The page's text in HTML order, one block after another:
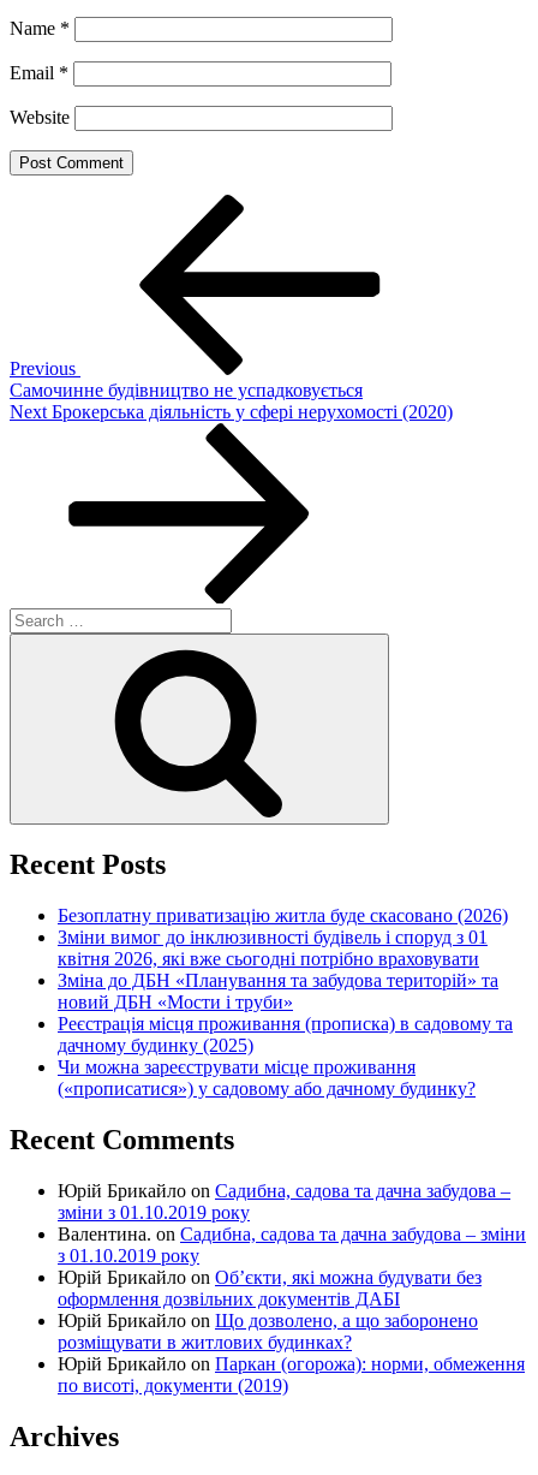
Name *
Email *
Website
Previous
Самочинне будівництво не успадковується
Next
Next Брокерська діяльність у сфері нерухомості (2020)
Search
for:
Recent Posts
Безоплатну приватизацію житла буде скасовано (2026)
Зміни вимог до інклюзивності будівель і споруд з 01
квітня 2026, які вже сьогодні потрібно враховувати
Зміна до ДБН «Планування та забудова територій» та
новий ДБН «Мости і труби»
Реєстрація місця проживання (прописка) в садовому та
дачному будинку (2025)
Чи можна зареєструвати місце проживання
(«прописатися») у садовому або дачному будинку?
Recent Comments
Юрій Брикайло on Садибна, садова та дачна забудова –
зміни з 01.10.2019 року
Валентина. on Садибна, садова та дачна забудова – зміни
з 01.10.2019 року
Юрій Брикайло on Об’єкти, які можна будувати без
оформлення дозвільних документів ДАБІ
Юрій Брикайло on Що дозволено, а що заборонено
розміщувати в житлових будинках?
Юрій Брикайло on Паркан (огорожа): норми, обмеження
по висоті, документи (2019)
Archives